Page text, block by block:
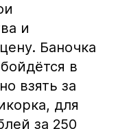
и
Баночка
в
взять за
для
за 250